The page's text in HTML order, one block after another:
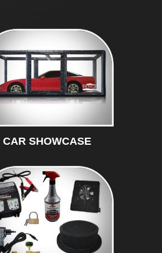
CAR SHOWCASE